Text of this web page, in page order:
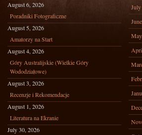
August 6, 2026
Poradniki Fotograficzne
August 5, 2026
Amatorzy na Start
August 4, 2026
Góry Australijskie (Wielkie Góry
Wododziałowe)
August 3, 2026
Recenzje i Rekomendacje
August 1, 2026
Literatura na Ekranie
July 30, 2026